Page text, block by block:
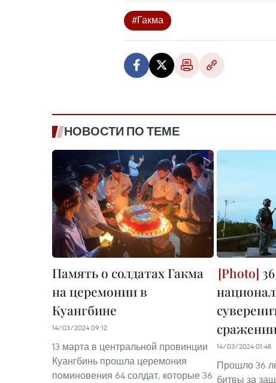
#Гакма
НОВОСТИ ПО ТЕМЕ
Память о солдатах Гакма
на церемонии в
Куангбине
14/03/2024 09:12
13 марта в центральной провинции
Куангбинь прошла церемония
поминовения 64 солдат, которые 36
14/03/2024 01:48
Прошло 36
битвы за